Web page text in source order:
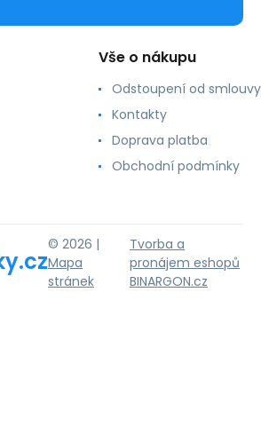
Vše o nákupu
Odstoupení od smlouvy
Kontakty
Doprava platba
Obchodní podmínky
© 2026 |
Mapa
stránek
Tvorba a
pronájem eshopů
BINARGON.cz